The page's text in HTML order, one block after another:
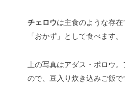
チェロウは主食のような存在
「おかず」として食べます。
上の写真はアダス・ポロウ
ので、豆入り炊き込みご飯で